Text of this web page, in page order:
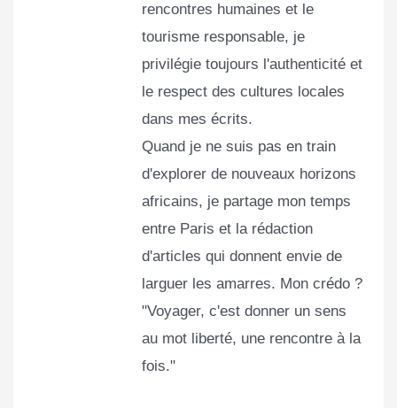
rencontres humaines et le
tourisme responsable, je
privilégie toujours l'authenticité et
le respect des cultures locales
dans mes écrits.
Quand je ne suis pas en train
d'explorer de nouveaux horizons
africains, je partage mon temps
entre Paris et la rédaction
d'articles qui donnent envie de
larguer les amarres. Mon crédo ?
"Voyager, c'est donner un sens
au mot liberté, une rencontre à la
fois."